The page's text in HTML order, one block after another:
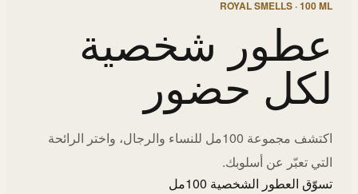
ROYAL SMELLS · 100 ML
عطور شخصية
لكل حضور
اكتشف مجموعة 100مل للنساء والرجال، واختر الرائحة
التي تعبّر عن أسلوبك.
تسوّق العطور الشخصية 100مل